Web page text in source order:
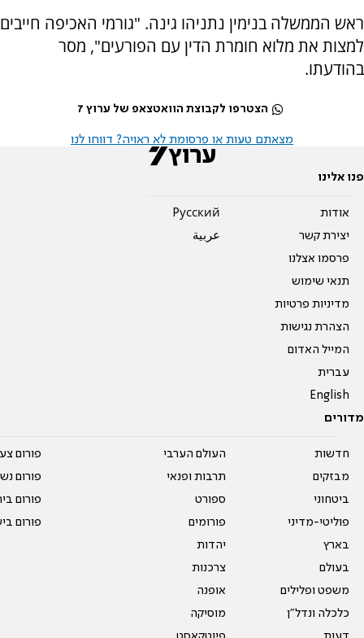
ראש הממשלה בנימין נתניהו גינה. "גורמי האכיפה חייבים
למצות את מלוא חומרת הדין עם הפורעים", מסר
בהודעתו.
הצטרפו לקבוצת הוואטצאפ של ערוץ 7
מצאתם טעות או פרסומת לא ראויה? דווחו לנו
פנו אלינו
אודות
יצירת קשר
פרסמו אצלנו
תנאי שימוש
מדיניות פרטיות
הצהרת נגישות
המייל האדום
עברית
English
Pусский
عربية
מדורים
חדשות
מבזקים
ביטחוני
פוליטי-מדיני
בארץ
בעולם
משפט ופלילים
כלכלה ונדל"ן
העולם הערבי
תרבות ופנאי
ספורט
פורומים
יהדות
צרכנות
אופנה
מוסיקה
פורום
פורום
פורום
פורום